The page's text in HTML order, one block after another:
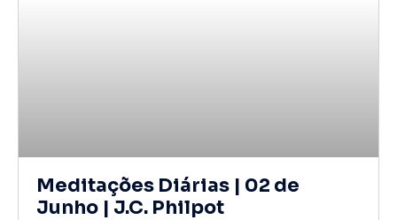
Meditações Diárias | 02 de
Junho | J.C. Philpot